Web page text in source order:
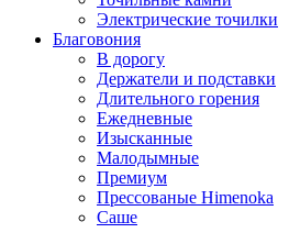
Электрические точилки
Благовония
В дорогу
Держатели и подставки
Длительного горения
Ежедневные
Изысканные
Малодымные
Премиум
Прессованые Himenoka
Саше